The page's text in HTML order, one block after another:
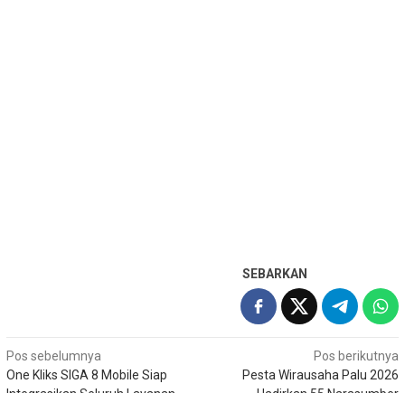
SEBARKAN
Navigasi
pos
Pos sebelumnya
One Kliks SIGA 8 Mobile Siap
Pos berikutnya
Pesta Wirausaha Palu 2026